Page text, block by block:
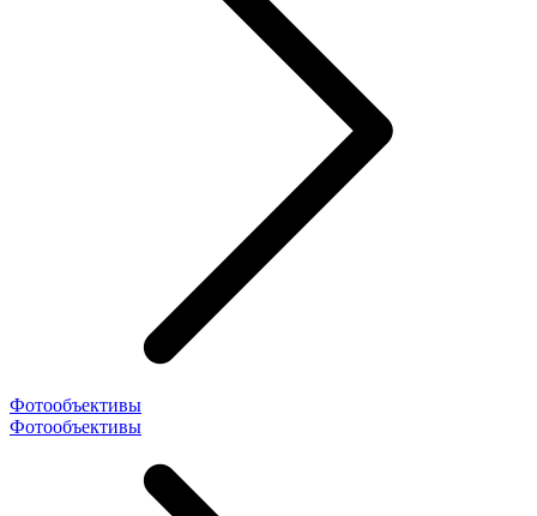
Фотообъективы
Фотообъективы